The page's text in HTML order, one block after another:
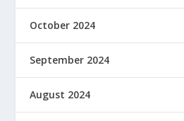
October 2024
September 2024
August 2024